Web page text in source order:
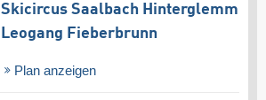
Skicircus Saalbach Hinterglemm
Leogang Fieberbrunn
Plan anzeigen